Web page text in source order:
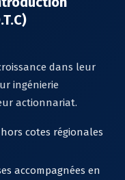
dans leur
ingénierie
actionnariat.
cotes régionales
accompagnées en